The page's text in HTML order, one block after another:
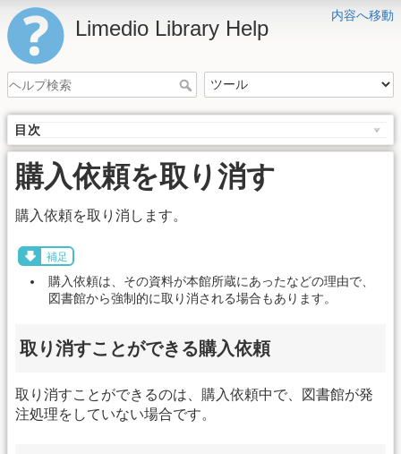
内容へ移動
Limedio Library Help
目次
購入依頼を取り消す
購入依頼を取り消します。
補足
購入依頼は、その資料が本館所蔵にあったなどの理由で、
図書館から強制的に取り消される場合もあります。
取り消すことができる購入依頼
取り消すことができるのは、購入依頼中で、図書館が発
注処理をしていない場合です。